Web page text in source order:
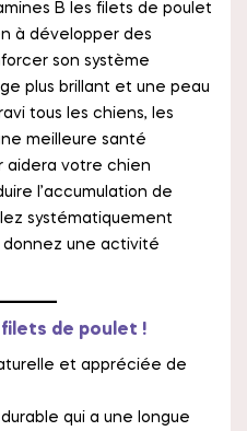
B les filets de poulet
à développer des
son système
plus brillant et une peau
tous les chiens, les
meilleure santé
aidera votre chien
l’accumulation de
systématiquement
donnez une activité
filets de poulet !
et appréciée de
qui a une longue